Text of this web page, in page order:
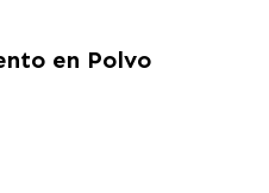
en Polvo